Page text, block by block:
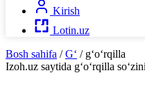
Kirish
Lotin.uz
Bosh sahifa / G‘ / g‘o‘rqilla
Izoh.uz saytida g‘o‘rqilla